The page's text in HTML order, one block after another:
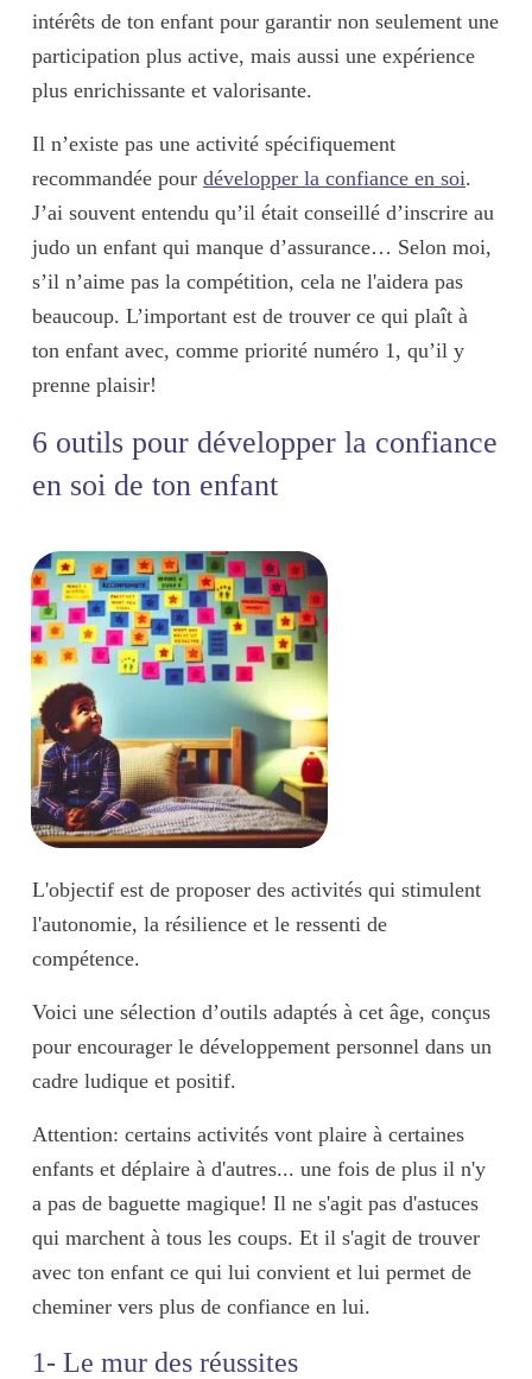
intérêts de ton enfant pour garantir non seulement une
participation plus active, mais aussi une expérience
plus enrichissante et valorisante.
Il n’existe pas une activité spécifiquement
recommandée pour développer la confiance en soi.
J’ai souvent entendu qu’il était conseillé d’inscrire au
judo un enfant qui manque d’assurance… Selon moi,
s’il n’aime pas la compétition, cela ne l'aidera pas
beaucoup. L’important est de trouver ce qui plaît à
ton enfant avec, comme priorité numéro 1, qu’il y
prenne plaisir!
6 outils pour développer la confiance
en soi de ton enfant
L'objectif est de proposer des activités qui stimulent
l'autonomie, la résilience et le ressenti de
compétence.
Voici une sélection d’outils adaptés à cet âge, conçus
pour encourager le développement personnel dans un
cadre ludique et positif.
Attention: certains activités vont plaire à certaines
enfants et déplaire à d'autres... une fois de plus il n'y
a pas de baguette magique! Il ne s'agit pas d'astuces
qui marchent à tous les coups. Et il s'agit de trouver
avec ton enfant ce qui lui convient et lui permet de
cheminer vers plus de confiance en lui.
1- Le mur des réussites